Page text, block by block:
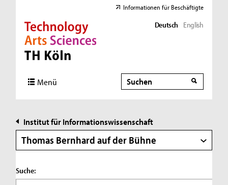
Direkt zur Hauptnavigation
Direkt zur Subnavigation
Direkt zum Inhalt
Direkt zum Fußbereich
Informationen für Beschäftigte
Deutsch English
Menü Suche
Suche
Institut für Informationswissenschaft
Thomas Bernhard auf der Bühne
Suche: